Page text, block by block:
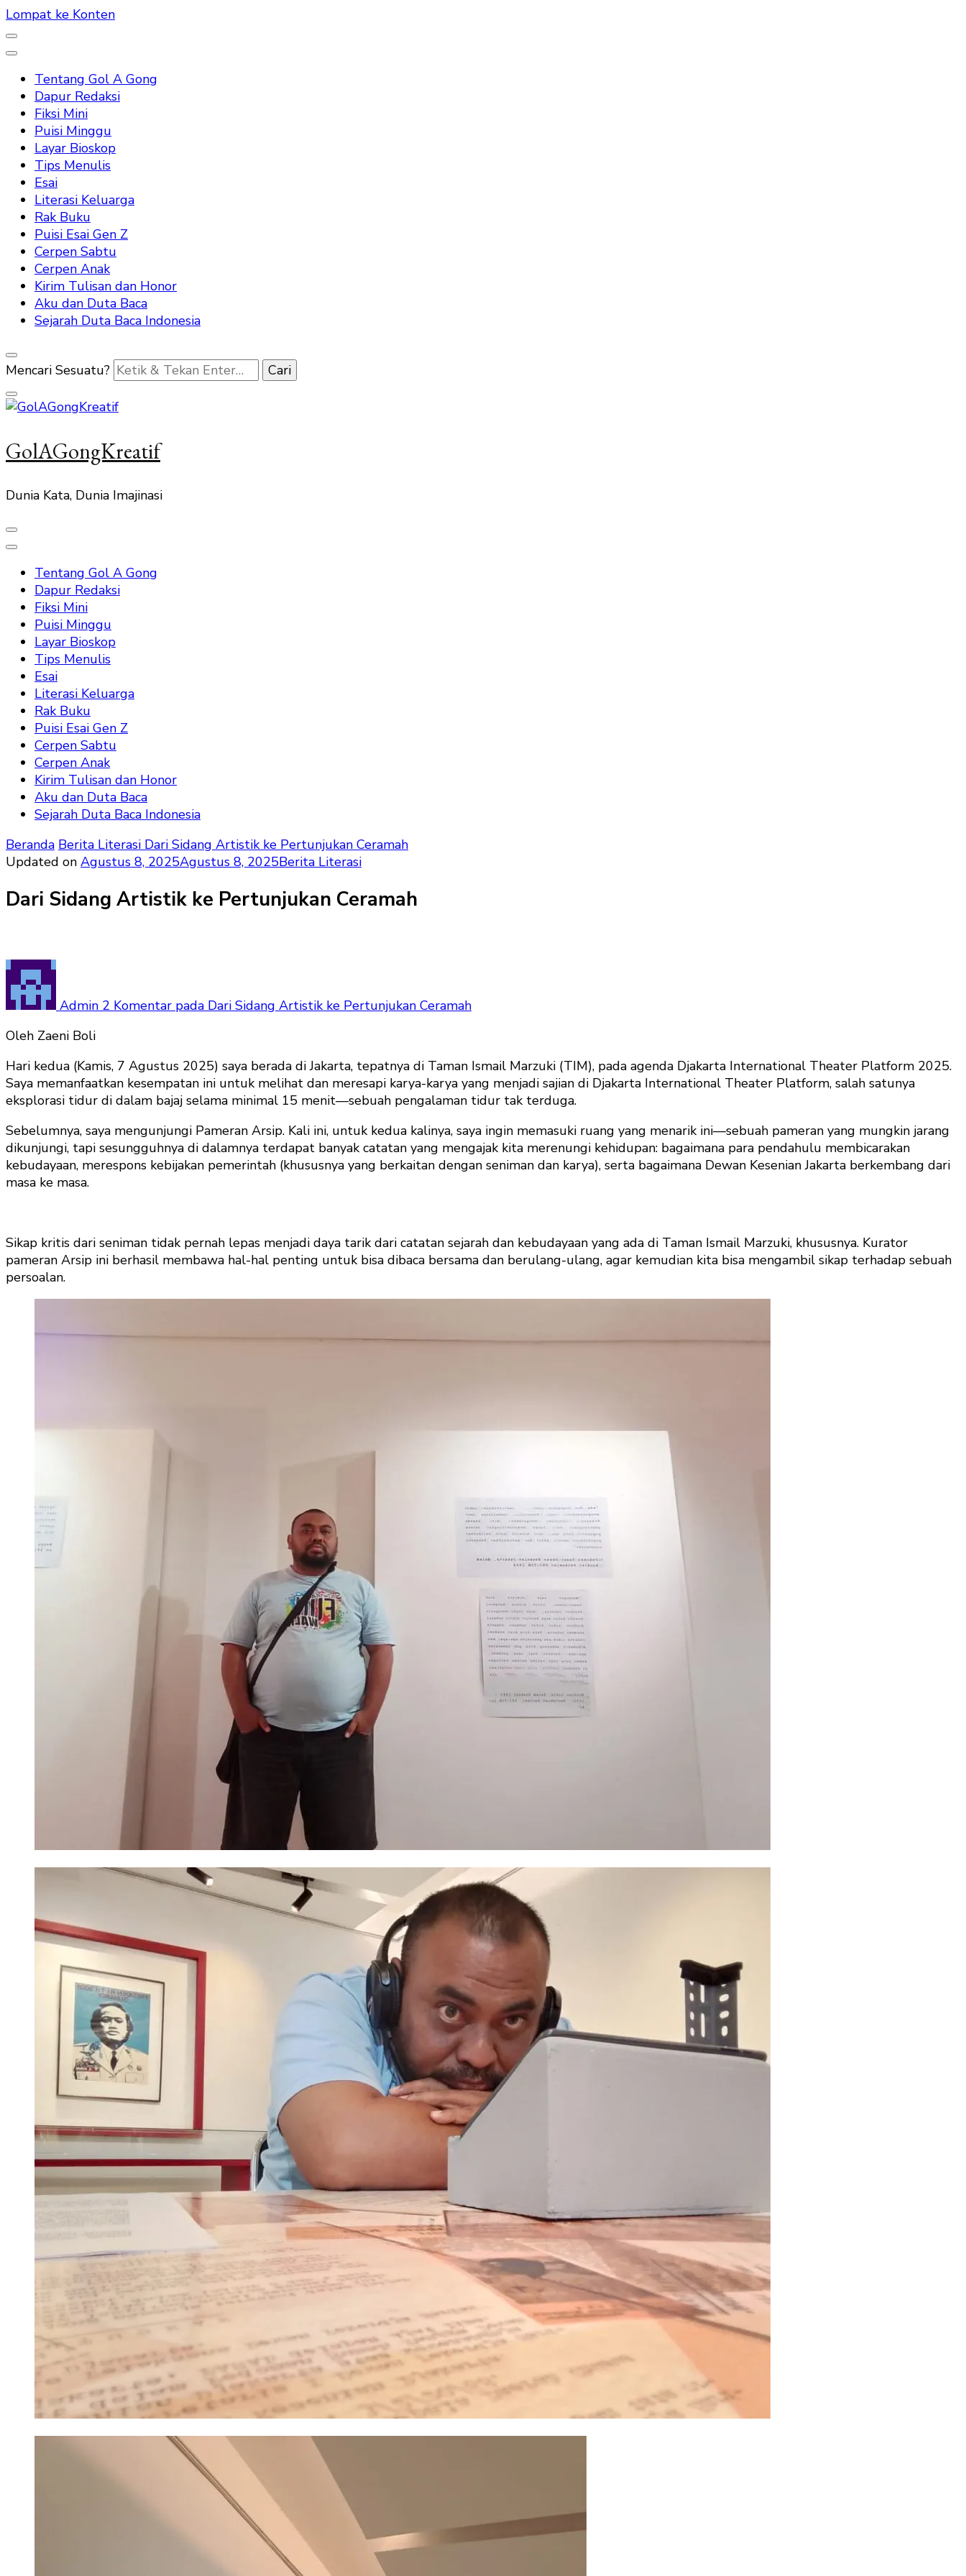
Lompat ke Konten
Tentang Gol A Gong
Dapur Redaksi
Fiksi Mini
Puisi Minggu
Layar Bioskop
Tips Menulis
Esai
Literasi Keluarga
Rak Buku
Puisi Esai Gen Z
Cerpen Sabtu
Cerpen Anak
Kirim Tulisan dan Honor
Aku dan Duta Baca
Sejarah Duta Baca Indonesia
Mencari Sesuatu?
GolAGongKreatif
Dunia Kata, Dunia Imajinasi
Tentang Gol A Gong
Dapur Redaksi
Fiksi Mini
Puisi Minggu
Layar Bioskop
Tips Menulis
Esai
Literasi Keluarga
Rak Buku
Puisi Esai Gen Z
Cerpen Sabtu
Cerpen Anak
Kirim Tulisan dan Honor
Aku dan Duta Baca
Sejarah Duta Baca Indonesia
Beranda Berita Literasi Dari Sidang Artistik ke Pertunjukan Ceramah
Updated on Agustus 8, 2025Agustus 8, 2025Berita Literasi
Dari Sidang Artistik ke Pertunjukan Ceramah
Admin 2 Komentar pada Dari Sidang Artistik ke Pertunjukan Ceramah
Oleh Zaeni Boli
Hari kedua (Kamis, 7 Agustus 2025) saya berada di Jakarta, tepatnya di Taman Ismail Marzuki (TIM), pada agenda Djakarta International Theater Platform 2025.
Saya memanfaatkan kesempatan ini untuk melihat dan meresapi karya-karya yang menjadi sajian di Djakarta International Theater Platform, salah satunya
eksplorasi tidur di dalam bajaj selama minimal 15 menit—sebuah pengalaman tidur tak terduga.
Sebelumnya, saya mengunjungi Pameran Arsip. Kali ini, untuk kedua kalinya, saya ingin memasuki ruang yang menarik ini—sebuah pameran yang mungkin jarang
dikunjungi, tapi sesungguhnya di dalamnya terdapat banyak catatan yang mengajak kita merenungi kehidupan: bagaimana para pendahulu membicarakan
kebudayaan, merespons kebijakan pemerintah (khususnya yang berkaitan dengan seniman dan karya), serta bagaimana Dewan Kesenian Jakarta berkembang dari
masa ke masa.
Sikap kritis dari seniman tidak pernah lepas menjadi daya tarik dari catatan sejarah dan kebudayaan yang ada di Taman Ismail Marzuki, khususnya. Kurator
pameran Arsip ini berhasil membawa hal-hal penting untuk bisa dibaca bersama dan berulang-ulang, agar kemudian kita bisa mengambil sikap terhadap sebuah
persoalan.